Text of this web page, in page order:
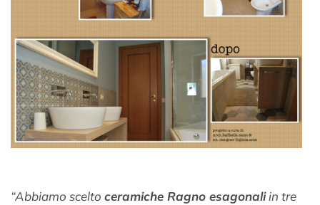
“Abbiamo scelto ceramiche Ragno esagonaliin tre